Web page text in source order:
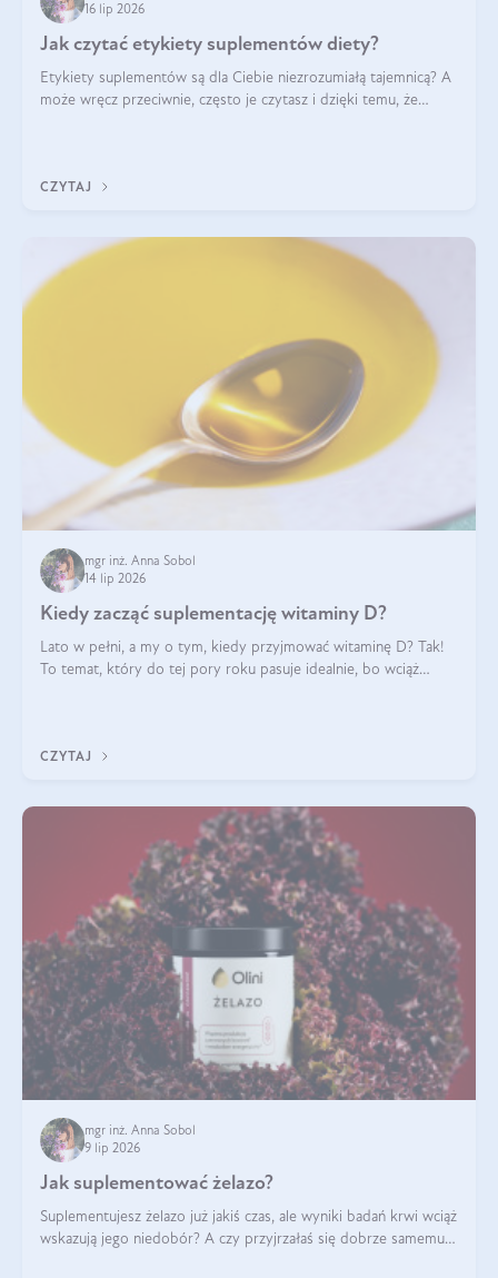
16 lip 2026
Jak czytać etykiety suplementów diety?
Etykiety suplementów są dla Ciebie niezrozumiałą tajemnicą? A
może wręcz przeciwnie, często je czytasz i dzięki temu, że
CZYTAJ
mgr inż. Anna Sobol
14 lip 2026
Kiedy zacząć suplementację witaminy D?
Lato w pełni, a my o tym, kiedy przyjmować witaminę D? Tak!
To temat, który do tej pory roku pasuje idealnie, bo wciąż
CZYTAJ
mgr inż. Anna Sobol
9 lip 2026
Jak suplementować żelazo?
Suplementujesz żelazo już jakiś czas, ale wyniki badań krwi wciąż
wskazują jego niedobór? A czy przyjrzałaś się dobrze samemu